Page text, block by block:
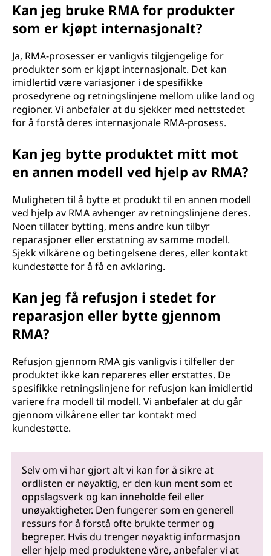
Kan jeg bruke RMA for produkter
som er kjøpt internasjonalt?
Ja, RMA-prosesser er vanligvis tilgjengelige for
produkter som er kjøpt internasjonalt. Det kan
imidlertid være variasjoner i de spesifikke
prosedyrene og retningslinjene mellom ulike land og
regioner. Vi anbefaler at du sjekker med nettstedet
for å forstå deres internasjonale RMA-prosess.
Kan jeg bytte produktet mitt mot
en annen modell ved hjelp av RMA?
Muligheten til å bytte et produkt til en annen modell
ved hjelp av RMA avhenger av retningslinjene deres.
Noen tillater bytting, mens andre kun tilbyr
reparasjoner eller erstatning av samme modell.
Sjekk vilkårene og betingelsene deres, eller kontakt
kundestøtte for å få en avklaring.
Kan jeg få refusjon i stedet for
reparasjon eller bytte gjennom
RMA?
Refusjon gjennom RMA gis vanligvis i tilfeller der
produktet ikke kan repareres eller erstattes. De
spesifikke retningslinjene for refusjon kan imidlertid
variere fra modell til modell. Vi anbefaler at du går
gjennom vilkårene eller tar kontakt med
kundestøtte.
Selv om vi har gjort alt vi kan for å sikre at
ordlisten er nøyaktig, er den kun ment som et
oppslagsverk og kan inneholde feil eller
unøyaktigheter. Den fungerer som en generell
ressurs for å forstå ofte brukte termer og
begreper. Hvis du trenger nøyaktig informasjon
eller hjelp med produktene våre, anbefaler vi at